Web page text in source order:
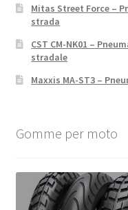
Mitas Street Force –
strada
CST CM-NK01 –
stradale
Maxxis MA-ST3 –
Gomme per moto